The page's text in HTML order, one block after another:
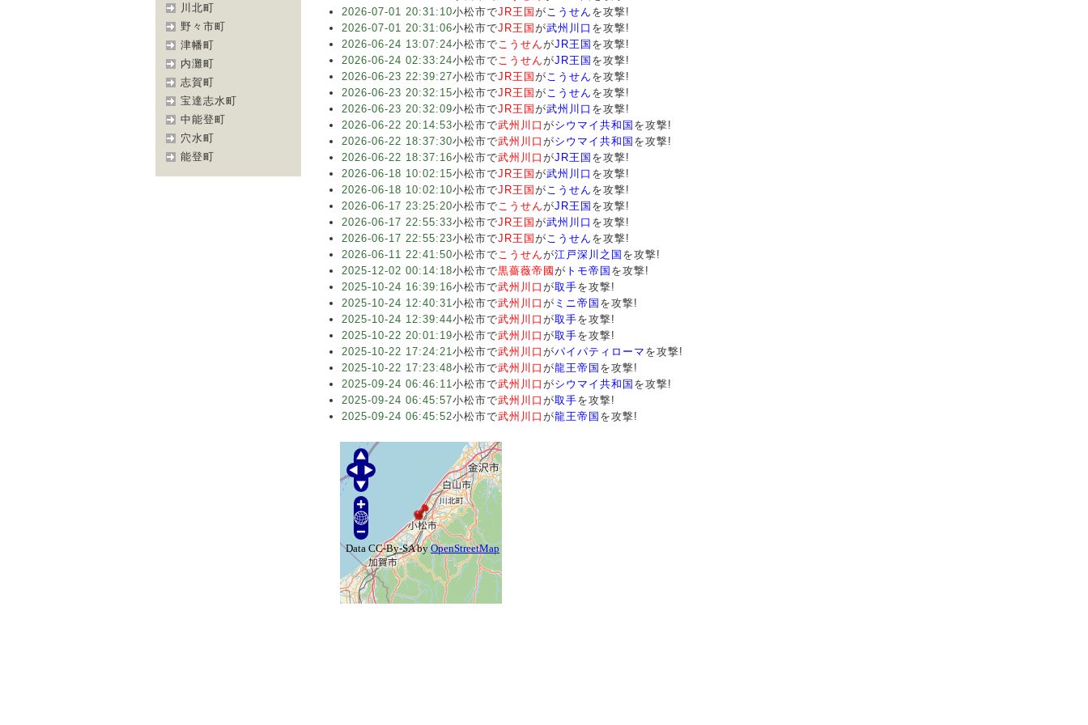
川北町
野々市町
津幡町
内灘町
志賀町
宝達志水町
中能登町
穴水町
能登町
2026-07-01 20:31:10小松市でJR王国 がこうせん を攻撃!
2026-07-01 20:31:06小松市でJR王国 が武州川口 を攻撃!
2026-06-24 13:07:24小松市でこうせんがJR王国 を攻撃!
2026-06-24 02:33:24小松市でこうせんがJR王国 を攻撃!
2026-06-23 22:39:27小松市でJR王国 がこうせん を攻撃!
2026-06-23 20:32:15小松市でJR王国 がこうせん を攻撃!
2026-06-23 20:32:09小松市でJR王国 が武州川口 を攻撃!
2026-06-22 20:14:53小松市で武州川口 がシウマイ共和国 を攻撃!
2026-06-22 18:37:30小松市で武州川口 がシウマイ共和国 を攻撃!
2026-06-22 18:37:16小松市で武州川口 がJR王国 を攻撃!
2026-06-18 10:02:15小松市でJR王国 が武州川口 を攻撃!
2026-06-18 10:02:10小松市でJR王国 がこうせん を攻撃!
2026-06-17 23:25:20小松市でこうせんがJR王国 を攻撃!
2026-06-17 22:55:33小松市でJR王国 が武州川口 を攻撃!
2026-06-17 22:55:23小松市でJR王国 がこうせん を攻撃!
2026-06-11 22:41:50小松市でこうせんが江戸深川之国 を攻撃!
2025-12-02 00:14:18小松市で黒薔薇帝國 が トモ帝国 を攻撃!
2025-10-24 16:39:16小松市で武州川口 が取手を攻撃!
2025-10-24 12:40:31小松市で武州川口 が ミニ帝国 を攻撃!
2025-10-24 12:39:44小松市で武州川口 が取手を攻撃!
2025-10-22 20:01:19小松市で武州川口 が取手を攻撃!
2025-10-22 17:24:21小松市で武州川口 がパイパティローマ を攻撃!
2025-10-22 17:23:48小松市で武州川口 が龍王帝国 を攻撃!
2025-09-24 06:46:11小松市で武州川口 がシウマイ共和国 を攻撃!
2025-09-24 06:45:57小松市で武州川口 が取手を攻撃!
2025-09-24 06:45:52小松市で武州川口 が龍王帝国 を攻撃!